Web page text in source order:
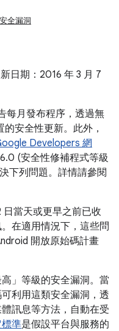
全漏洞
日期：2016 年 3 月 7
每月發布程序，透過無
安全性更新。此外，
Developers 網
(安全性修補程式等級
下列問題。詳情請參閱
日當天或更早之前已收
在適用情況下，這些問
開放原始碼計畫
」等級的安全漏洞。當
利用這類安全漏洞，透
訊息等方法，自動在受
準是假設平台與服務的